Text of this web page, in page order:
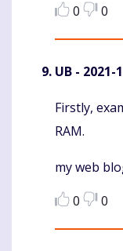
0
0
UB - 2021-
Komentaras
Firstly,
RAM.
my web
0
0